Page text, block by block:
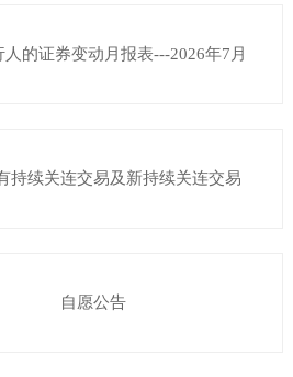
人的证券变动月报表---2026年7月
持续关连交易及新持续关连交易
自愿公告